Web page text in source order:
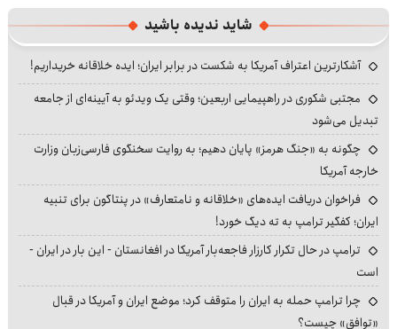
شاید ندیده باشید
آشکارترین اعتراف آمریکا به شکست در برابر ایران؛ ایده خلاقانه خریداریم!
مجتبی شکوری در راهپیمایی اربعین؛ وقتی یک ویدئو به آیینه‌ای از جامعه
تبدیل می‌شود
چگونه به «جنگ هرمز» پایان دهیم؛ به روایت سخنگوی فارسی‌زبان وزارت
خارجه آمریکا
فراخوان دریافت ایده‌های «خلاقانه و نامتعارف» در پنتاگون برای تنبیه
ایران؛ کفگیر ترامپ به ته دیگ خورد!
ترامپ در حال تکرار کارزار فاجعه‌بار آمریکا در افغانستان - این بار در ایران -
است
چرا ترامپ حمله به ایران را متوقف کرد؛ موضع ایران و آمریکا در قبال
«توافق» چیست؟